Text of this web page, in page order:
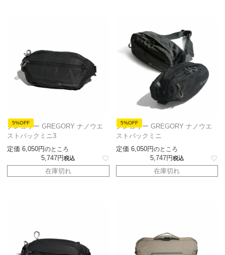
5%OFF
グレゴリー GREGORY ナノウエ
ストパックミニ3
定価 6,050 のところ
5,747 税込
在庫切れ
5%OFF
グレゴリー GREGORY ナノウエ
ストパックミニ
定価 6,050 のところ
5,747 税込
在庫切れ